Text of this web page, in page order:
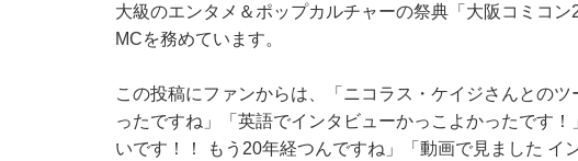
大級のエンタメ＆ポップカルチャーの祭典「大阪コミコ
MCを務めています。
この投稿にファンからは、「ニコラス・ケイジさんとの
ったですね」「英語でインタビューかっこよかったです
いです！！ もう20年経つんですね」「動画で見ました イ